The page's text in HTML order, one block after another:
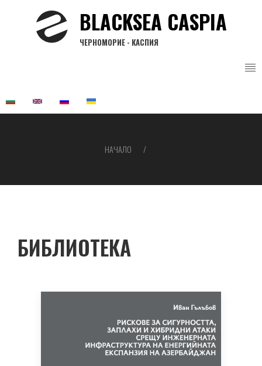
BLACKSEA CASPIA
ЧЕРНОМОРИЕ - КАСПИЯ
НАЧАЛО
БИБЛИОТЕКА